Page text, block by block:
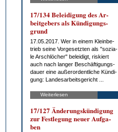
17/134 Be­lei­di­gung des Ar­
beit­ge­bers als Kün­di­gungs­
grund
17.05.2017. Wer in ei­nem Klein­be­
trieb sei­ne Vor­ge­setz­ten als "so­zia­
le Arsch­lö­cher" be­lei­digt, ris­kiert
auch nach lan­ger Be­schäf­ti­gungs­
dau­er ei­ne au­ßer­or­dent­li­che Kün­di­
gung: Lan­des­ar­beits­ge­richt ...
Weiterlesen
17/127 Än­de­rungs­kün­di­gung
zur Fest­le­gung neu­er Auf­ga­
ben